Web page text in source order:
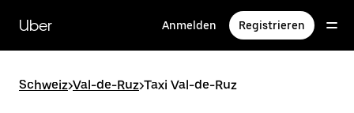
zum
Hauptinhalt
Uber Anmelden Registrieren
Schweiz>Val-de-Ruz>Taxi Val-de-Ruz